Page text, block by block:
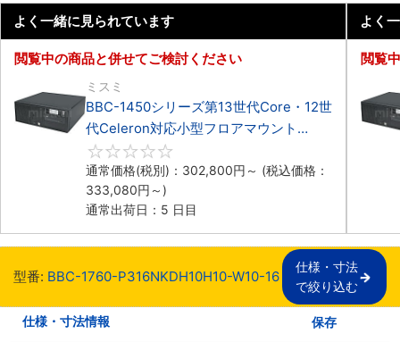
よく一緒に見られています
閲覧中の商品と併せてご検討ください
ミスミ
BBC-1450シリーズ第13世代Core・12世
代Celeron対応小型フロアマウント
4PCIe
通常価格(税別)： 302,800円 ～ (税込価格：
333,080円 ～)
通常出荷日：5 日目
よく
閲覧
型番: BBC-1760-P316NKDH10H10-W10-16
仕様・寸法
で絞り込む
仕様・寸法情報 保存